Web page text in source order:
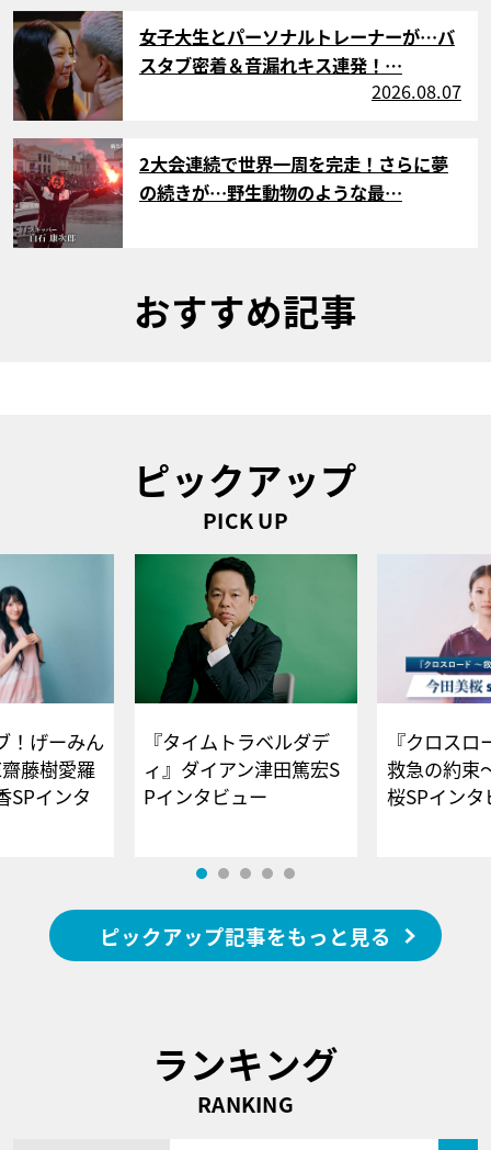
サムネイル
女子大生とパーソナルトレーナーが…バ
スタブ密着＆音漏れキス連発！…
2026.08.07
サムネイル
2大会連続で世界一周を完走！さらに夢
の続きが…野生動物のような最…
おすすめ記事
ピックアップ
PICK UP
！げーみん
藤樹愛羅
SPインタ
『タイムトラベルダデ
ィ』ダイアン津田篤宏S
Pインタビュー
『クロス
救急の約束
桜SPイ
ピックアップ記事をもっと見る
ランキング
RANKING